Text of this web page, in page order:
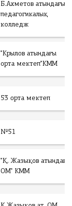
Б.Ахметов атындағы
педагогикалық
колледж
"Крылов атындағы
орта мектеп"КММ
53 орта мектеп
№51
"Қ. Жазықов атындағы
ОМ" КММ